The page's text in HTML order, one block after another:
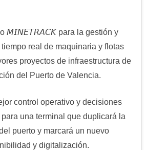
𝘔𝘐𝘕𝘌𝘛𝘙𝘈𝘊𝘒 para la gestión y
real de maquinaria y flotas
proyectos de infraestructura de
del Puerto de Valencia.
control operativo y decisiones
una terminal que duplicará la
puerto y marcará un nuevo
y digitalización.